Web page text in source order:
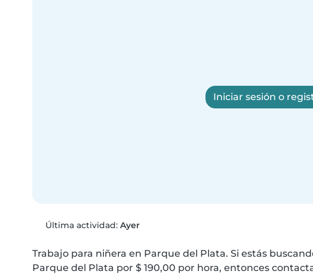
Iniciar sesión o
Última actividad: Ayer
Trabajo para niñera en Parque del Plata. Si estás
Parque del Plata por $ 190,00 por hora, entonces